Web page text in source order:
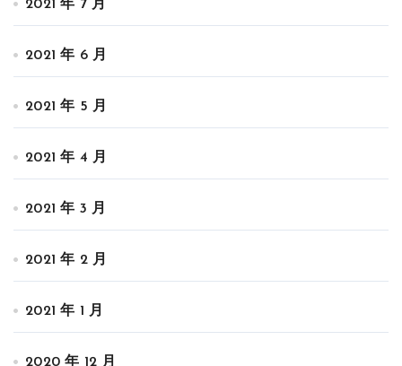
2021 年 7 月
2021 年 6 月
2021 年 5 月
2021 年 4 月
2021 年 3 月
2021 年 2 月
2021 年 1 月
2020 年 12 月